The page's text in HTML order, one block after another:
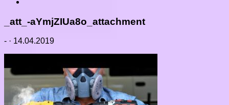
_att_-aYmjZIUa8o_attachment
- · 14.04.2019